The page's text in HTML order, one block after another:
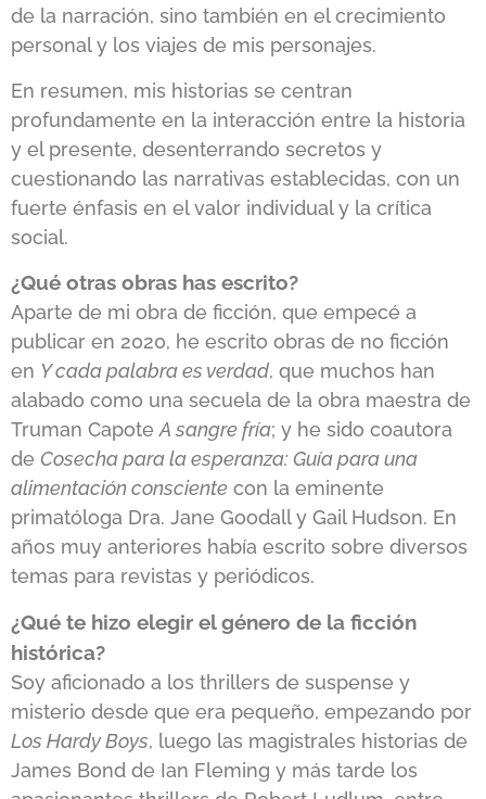
de la narración, sino también en el crecimiento
personal y los viajes de mis personajes.
En resumen, mis historias se centran
profundamente en la interacción entre la historia
y el presente, desenterrando secretos y
cuestionando las narrativas establecidas, con un
fuerte énfasis en el valor individual y la crítica
social.
¿Qué otras obras has escrito?
Aparte de mi obra de ficción, que empecé a
publicar en 2020, he escrito obras de no ficción
en Y cada palabra es verdad, que muchos han
alabado como una secuela de la obra maestra de
Truman CapoteA sangre fría; y he sido coautora
de Cosecha para la esperanza: Guía para una
alimentación consciente con la eminente
primatóloga Dra. Jane Goodall y Gail Hudson. En
años muy anteriores había escrito sobre diversos
temas para revistas y periódicos.
¿Qué te hizo elegir el género de la ficción
histórica?
Soy aficionado a los thrillers de suspense y
misterio desde que era pequeño, empezando por
Los Hardy Boys, luego las magistrales historias de
James Bond de Ian Fleming y más tarde los